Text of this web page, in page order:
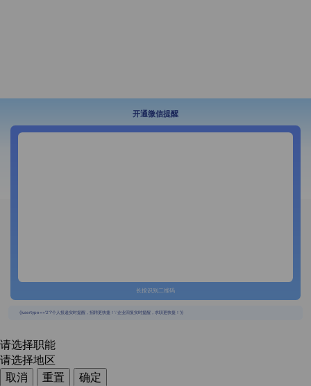
开通微信提醒
长按识别二维码
{{usertype=='2'?'个人投递实时提醒，招聘更快捷！':'企业回复实时提醒，求职更快捷！'}}
请选择职能
请选择地区
取消
重置
确定